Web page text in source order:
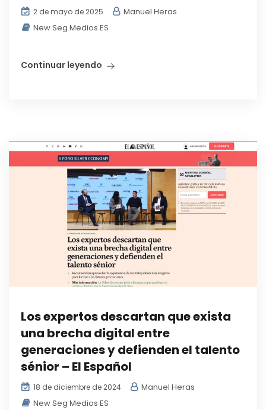
2 de mayo de 2025
Manuel Heras
New Seg Medios ES
Continuar leyendo
Los expertos descartan que exista
una brecha digital entre
generaciones y defienden el talento
sénior – El Español
18 de diciembre de 2024
Manuel Heras
New Seg Medios ES